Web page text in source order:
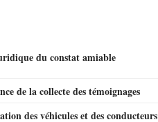
du constat amiable
de la collecte des témoignages
des véhicules et des conducteurs